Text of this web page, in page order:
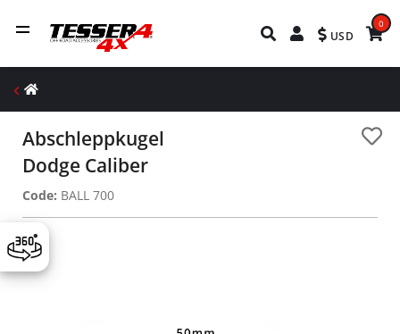
USD
0
Abschleppkugel
Dodge Caliber
Code: BALL 700